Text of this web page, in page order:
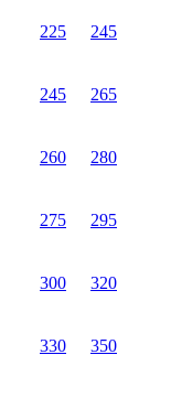
225 245
245 265
260 280
275 295
300 320
330 350